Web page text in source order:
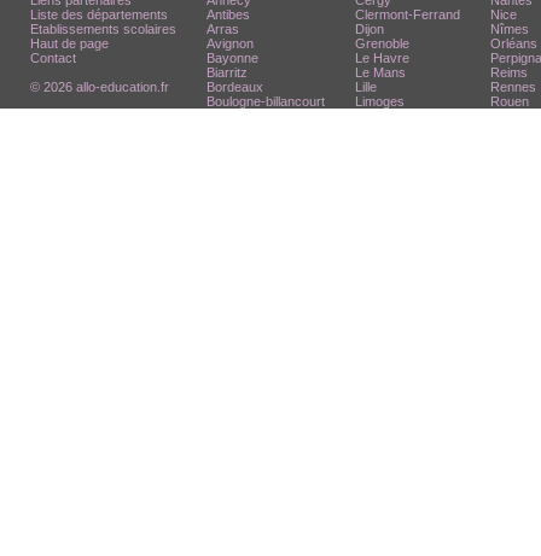
Liste des départements
Etablissements scolaires
Haut de page
Contact
© 2026 allo-education.fr
Antibes
Arras
Avignon
Bayonne
Biarritz
Bordeaux
Boulogne-billancourt
Clermont-Ferrand
Dijon
Grenoble
Le Havre
Le Mans
Lille
Limoges
Nice
Nîmes
Orléans
Reims
Rennes
Rouen